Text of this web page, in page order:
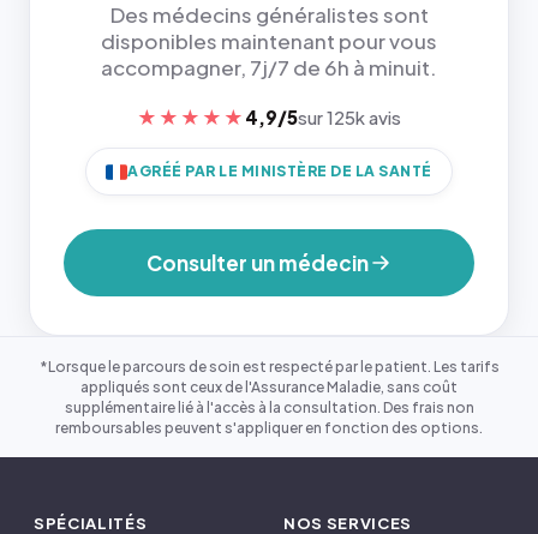
Des médecins généralistes sont
disponibles maintenant pour vous
accompagner, 7j/7 de 6h à minuit.
★★★★★ 4,9/5sur 125k avis
AGRÉÉ PAR LE MINISTÈRE DE LA SANTÉ
Consulter un médecin
*Lorsque le parcours de soin est respecté par le patient. Les tarifs
appliqués sont ceux de l'Assurance Maladie, sans coût
supplémentaire lié à l'accès à la consultation. Des frais non
remboursables peuvent s'appliquer en fonction des options.
SPÉCIALITÉS NOS SERVICES